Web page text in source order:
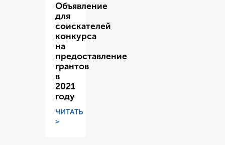
Объявление
для
соискателей
конкурса
на
предоставление
грантов
в
2021
году
ЧИТАТЬ
>